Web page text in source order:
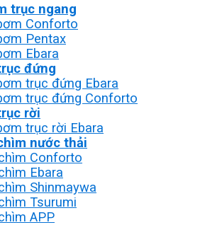
trục ngang
Conforto
Pentax
Ebara
đứng
trục đứng Ebara
trục đứng Conforto
rời
trục rời Ebara
nước thải
Conforto
Ebara
Shinmaywa
Tsurumi
APP